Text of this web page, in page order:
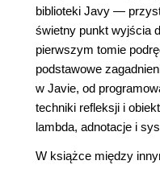
biblioteki Javy ―
świetny punkt wyjścia
pierwszym tomie
podstawowe
w Javie, od
techniki refleksji i
lambda, adnotacje i
W książce między